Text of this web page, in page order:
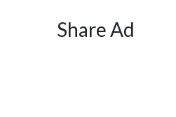
Share Ad